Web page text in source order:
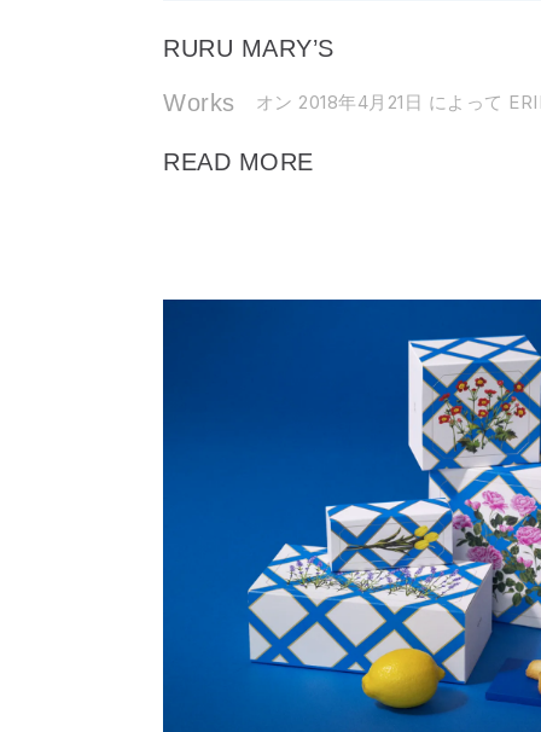
RURU MARY’S
Works オン 2018年4月21日 によって
READ MORE